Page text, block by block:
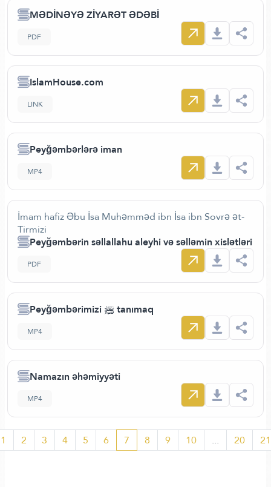
MƏDİNƏYƏ ZİYARƏT ƏDƏBİ
PDF
IslamHouse.com
LINK
Peyğəmbərlərə iman
MP4
İmam hafiz Əbu İsa Muhəmməd ibn İsa ibn Sovrə ət-
Tirmizi
Peyğəmbərin səllallahu aleyhi və səlləmin xislətləri
PDF
Peyğəmbərimizi ﷺ tanımaq
MP4
Namazın əhəmiyyəti
MP4
1 2 3 4 5 6 7 8 9 10 ... 20 21